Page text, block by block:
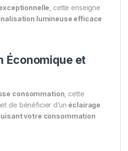
, cette enseigne
lumineuse efficace
Économique et
consommation , cette
de bénéficier d’un éclairage
votre consommation